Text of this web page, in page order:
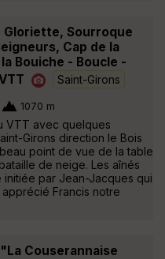
Gloriette, Sourroque
Cap de la
Bouiche - Boucle -
Saint-Girons
1070 m
VTT avec quelques
Girons direction le Bois
point de vue de la table
de neige. Les aînés
initiée par Jean-Jacques qui
Francis notre
Couserannaise